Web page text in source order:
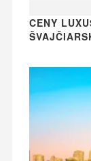
CENY